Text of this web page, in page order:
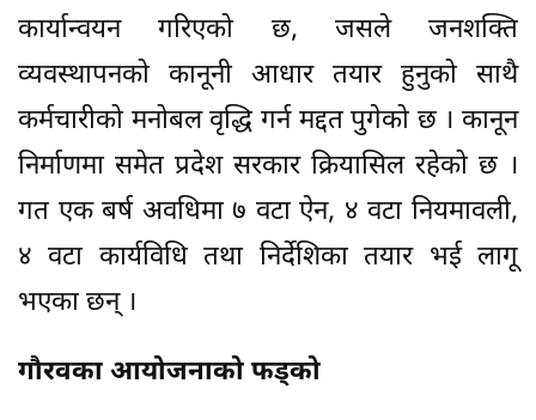
कार्यान्वयन गरिएको छ, जसले जनशक्ति
व्यवस्थापनको कानूनी आधार तयार हुनुको साथै
कर्मचारीको मनोबल वृद्धि गर्न मद्दत पुगेको छ । कानून
निर्माणमा समेत प्रदेश सरकार क्रियासिल रहेको छ ।
गत एक बर्ष अवधिमा ७ वटा ऐन, ४ वटा नियमावली,
४ वटा कार्यविधि तथा निर्देशिका तयार भई लागू
भएका छन् ।
गौरवका आयोजनाको फड्को